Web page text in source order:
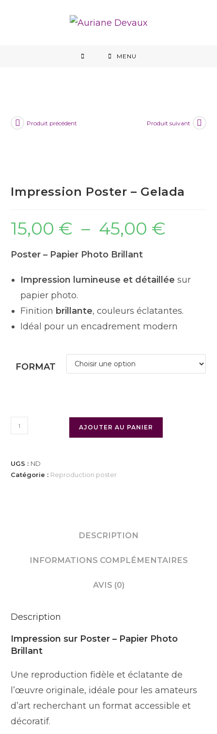
MENU
Produit précédent Produit suivant
Impression Poster – Gelada
15,00 € – 45,00 €
Poster – Papier Photo Brillant
Impression lumineuse et détaillée sur
papier photo.
Finition brillante, couleurs éclatantes.
Idéal pour un encadrement modern
FORMAT
AJOUTER AU PANIER
UGS : ND
Catégorie : Reproduction poster
DESCRIPTION
INFORMATIONS COMPLÉMENTAIRES
AVIS (0)
Description
Impression sur Poster – Papier Photo
Brillant
Une reproduction fidèle et éclatante de
l’œuvre originale, idéale pour les amateurs
d’art recherchant un format accessible et
décoratif.